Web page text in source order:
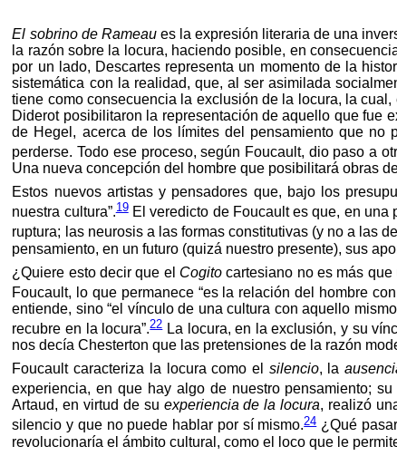
El sobrino de Rameaues la expresión literaria de una
la razón sobre la locura, haciendo posible, en
por un lado, Descartes representa un momento de la
sistemática con la realidad, que, al ser asimilada
tiene como consecuencia la exclusión de la locura, la
Diderot posibilitaron la representación de aquello que fue
de Hegel, acerca de los límites del pensamiento que no
perderse. Todo ese proceso, según Foucault, dio paso a
Una nueva concepción del hombre que posibilitará obras
Estos nuevos artistas y pensadores que, bajo los
nuestra cultura”.19El veredicto de Foucault es que, en una
ruptura; las neurosis a las formas constitutivas (y no a las
pensamiento, en un futuro (quizá nuestro presente), sus
¿Quiere esto decir que el Cogito cartesiano no es más
Foucault, lo que permanece “es la relación del hombre
entiende, sino “el vínculo de una cultura con aquello
recubre en la locura”.22La locura, en la exclusión, y su
nos decía Chesterton que las pretensiones de la razón
Foucault caracteriza la locura como el silencio, la
experiencia, en que hay algo de nuestro pensamiento;
Artaud, en virtud de su experiencia de la locura, realizó
silencio y que no puede hablar por sí mismo.24¿Qué
revolucionaría el ámbito cultural, como el loco que le